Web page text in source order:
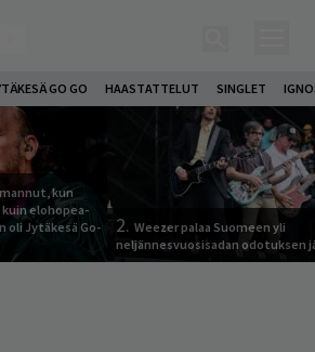
GO GO HAASTATTELUT SINGLET
kun
elohopea-
oli Jytäkesä Go-
2. Weezer palaa Suomeen yli
neljännesvuosisadan odotuksen